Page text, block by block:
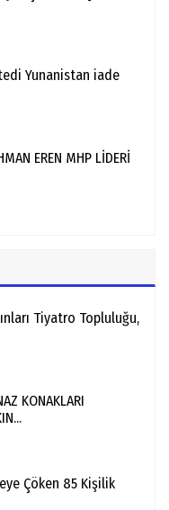
Yunanistan iade
EREN MHP LİDERİ
Tiyatro Topluluğu,
KONAKLARI
Çöken 85 Kişilik